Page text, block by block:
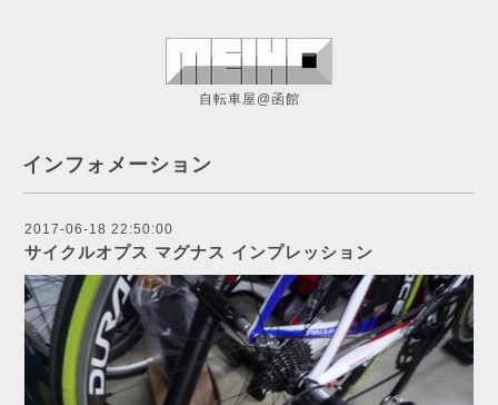
自転車屋@函館
インフォメーション
2017-06-18 22:50:00
サイクルオプス マグナス インプレッション